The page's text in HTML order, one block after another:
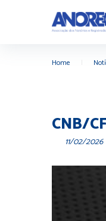
Home
CNB/
11/02/2026